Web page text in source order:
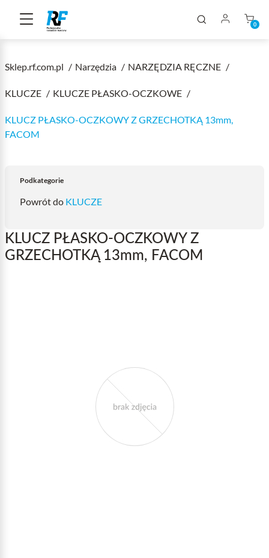
0
Sklep.rf.com.pl Narzędzia NARZĘDZIA RĘCZNE
KLUCZE KLUCZE PŁASKO-OCZKOWE
KLUCZ PŁASKO-OCZKOWY Z GRZECHOTKĄ 13mm,
FACOM
Podkategorie
Powrót do KLUCZE
KLUCZ PŁASKO-OCZKOWY Z
GRZECHOTKĄ 13mm, FACOM